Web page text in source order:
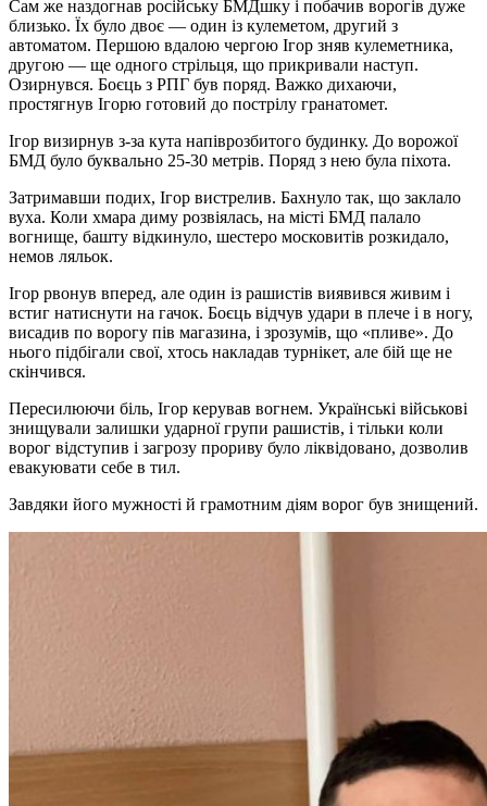
Сам же наздогнав російську БМДшку і побачив ворогів дуже
близько. Їх було двоє — один із кулеметом, другий з
автоматом. Першою вдалою чергою Ігор зняв кулеметника,
другою — ще одного стрільця, що прикривали наступ.
Озирнувся. Боєць з РПГ був поряд. Важко дихаючи,
простягнув Ігорю готовий до пострілу гранатомет.
Ігор визирнув з-за кута напіврозбитого будинку. До ворожої
БМД було буквально 25-30 метрів. Поряд з нею була піхота.
Затримавши подих, Ігор вистрелив. Бахнуло так, що заклало
вуха. Коли хмара диму розвіялась, на місті БМД палало
вогнище, башту відкинуло, шестеро московитів розкидало,
немов ляльок.
Ігор рвонув вперед, але один із рашистів виявився живим і
встиг натиснути на гачок. Боєць відчув удари в плече і в ногу,
висадив по ворогу пів магазина, і зрозумів, що «пливе». До
нього підбігали свої, хтось накладав турнікет, але бій ще не
скінчився.
Пересилюючи біль, Ігор керував вогнем. Українські військові
знищували залишки ударної групи рашистів, і тільки коли
ворог відступив і загрозу прориву було ліквідовано, дозволив
евакуювати себе в тил.
Завдяки його мужності й грамотним діям ворог був знищений.